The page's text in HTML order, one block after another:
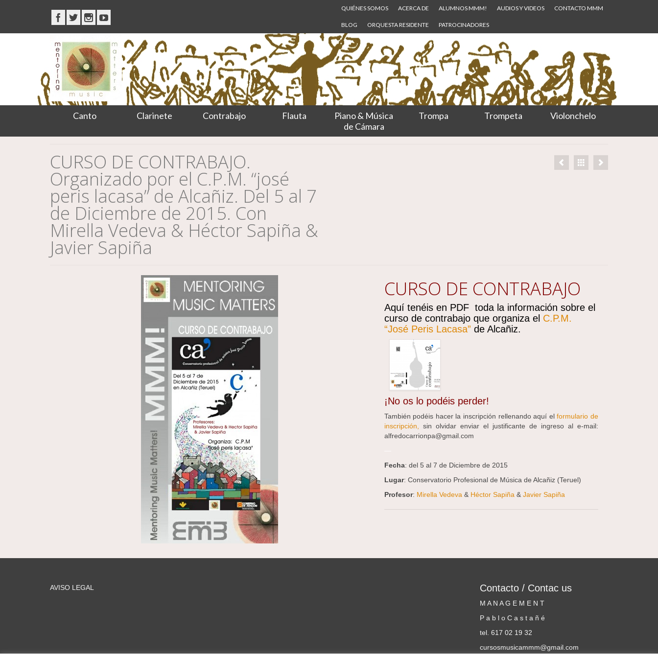
QUIÉNES SOMOS ACERCA DE ALUMNOS MMM! AUDIOS Y VIDEOS CONTACTO MMM
BLOG ORQUESTA RESIDENTE PATROCINADORES
Canto Clarinete Contrabajo Flauta
Piano & Música
de Cámara
Trompa Trompeta Violonchelo
CURSO DE CONTRABAJO.
Organizado por el C.P.M. “josé
peris lacasa” de Alcañiz. Del 5 al 7
de Diciembre de 2015. Con
Mirella Vedeva & Héctor Sapiña &
Javier Sapiña
CURSO DE CONTRABAJO
Aquí tenéis en PDF toda la información sobre el
curso de contrabajo que organiza el C.P.M.
“José Peris Lacasa” de Alcañiz.
¡No os lo podéis perder!
También podéis hacer la inscripción rellenando aquí elformulario de
inscripción,
sin olvidar enviar el justificante de ingreso al e-mail:
alfredocarrionpa@gmail.com
Fecha: del 5 al 7 de Diciembre de 2015
Lugar: Conservatorio Profesional de Música de Alcañiz (Teruel)
Profesor: Mirella Vedeva &Héctor Sapiña & Javier Sapiña
AVISO LEGAL Contacto / Contac us
M A N A G E M E N T
P a b l o C a s t a ñ é
tel. 617 02 19 32
cursosmusicammm@gmail.com